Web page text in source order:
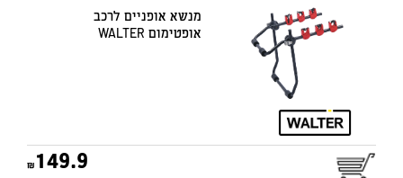
מנשא אופניים לרכב
אופטימום WALTER
149.9